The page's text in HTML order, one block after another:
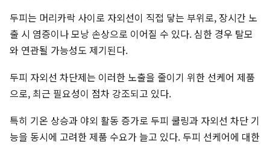
두피는 머리카락 사이로 자외선이 직접 닿는 부위로, 장시간 노
출 시 염증이나 모낭 손상으로 이어질 수 있다. 심한 경우 탈모
와 연관될 가능성도 제기된다.
두피 자외선 차단제는 이러한 노출을 줄이기 위한 선케어 제품
으로, 최근 필요성이 점차 강조되고 있다.
특히 기온 상승과 야외 활동 증가로 두피 쿨링과 자외선 차단 기
능을 동시에 고려한 제품 수요가 늘고 있다. 두피 선케어에 대한